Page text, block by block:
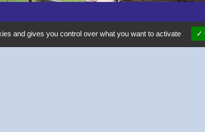
and gives you control over what you want to activate